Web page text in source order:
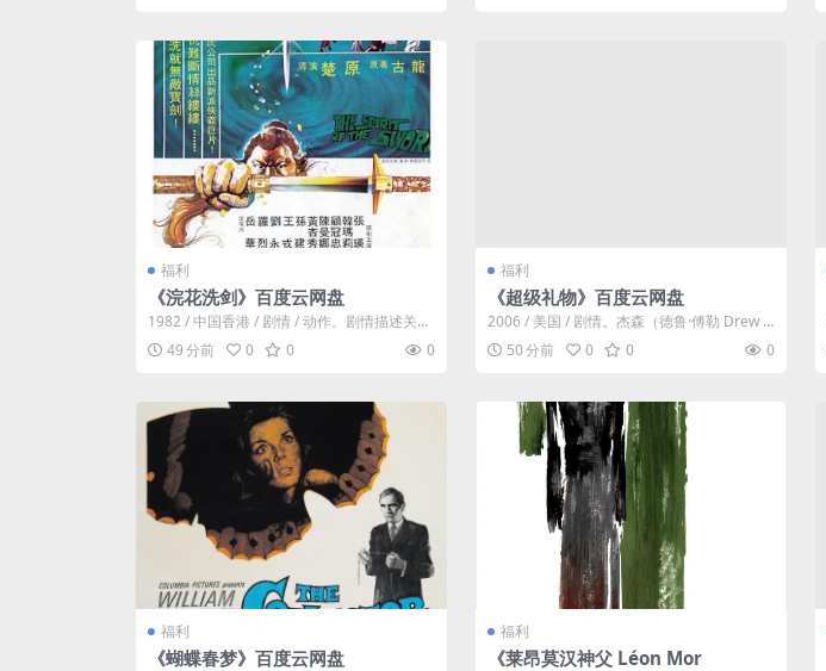
福利
《浣花洗剑》百度云网盘
1982 / 中国香港 / 剧情 / 动作。剧情描述关外
雪山浣花宫至尊冰天老人（...
49 分前 0 0 0
福利
《超级礼物》百度云网盘
2006 / 美国 / 剧情。杰森（德鲁·傅勒 Drew F
uller 饰）与爷...
50 分前 0 0 0
福利
《蝴蝶春梦》百度云网盘
福利
《莱昂莫汉神父 Léon Mor